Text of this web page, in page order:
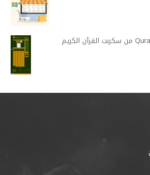
الاصدار الجديد Quran v3 من سكربت القرآن الكريم